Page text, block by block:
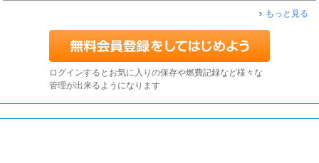
もっと見る
ログインするとお気に入りの保存や燃費記録など様々な
管理が出来るようになります